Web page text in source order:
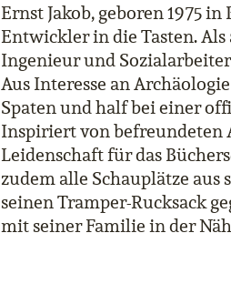
Ernst Jakob, geboren 1975
Entwickler in die Tasten.
Ingenieur und
Aus Interesse an
Spaten und half bei einer
Inspiriert von befreundeten
Leidenschaft für das
zudem alle Schauplätze
seinen Tramper-Rucksack
mit seiner Familie in der